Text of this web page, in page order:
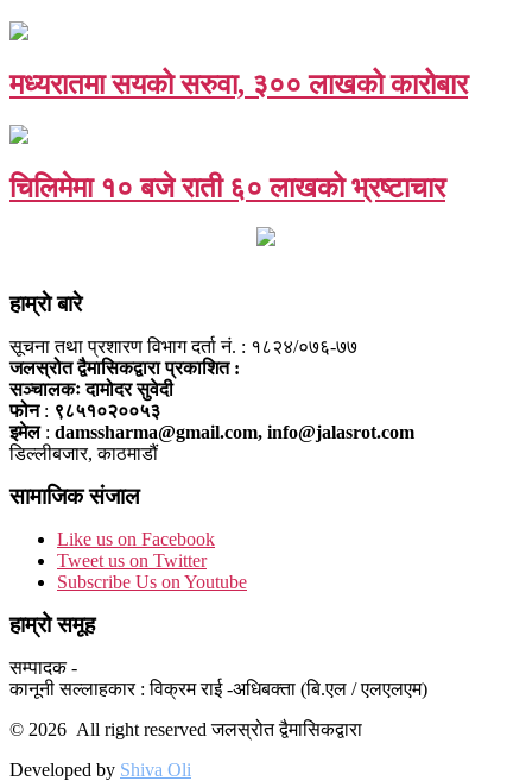
मध्यरातमा सयको सरुवा, ३०० लाखको कारोबार
चिलिमेमा १० बजे राती ६० लाखको भ्रष्टाचार
हाम्राे बारे
सूचना तथा प्रशारण विभाग दर्ता नं. : १८२४/०७६-७७
जलस्रोत द्वैमासिकद्वारा प्रकाशित :
सञ्चालकः दामोदर सुवेदी
फोन : ९८५१०२००५३
इमेल: damssharma@gmail.com, info@jalasrot.com
डिल्लीबजार, काठमाडौं
सामाजिक संजाल
Like us on Facebook
Tweet us on Twitter
Subscribe Us on Youtube
हाम्रो समूह
सम्पादक -
कानूनी सल्लाहकार : विक्रम राई -अधिबक्ता (बि.एल / एलएलएम)
© 2026 All right reserved जलस्रोत द्वैमासिकद्वारा
Developed by Shiva Oli